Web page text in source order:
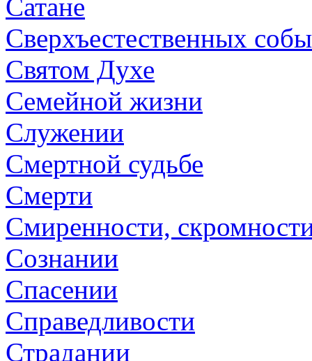
Сатане
Сверхъестественных
Святом Духе
Семейной жизни
Служении
Смертной судьбе
Смерти
Смиренности,
Сознании
Спасении
Справедливости
Страдании